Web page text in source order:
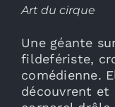
Art du cirque
Une géante
fildefériste,
comédienne.
découvrent et